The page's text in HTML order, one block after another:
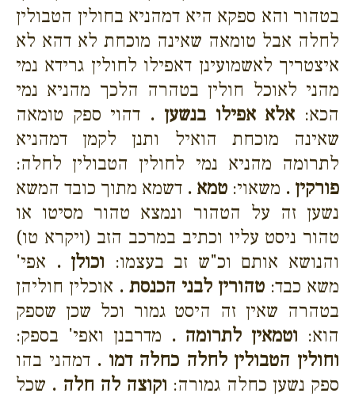
בטהור והא ספקא היא דמהניא בחולין הטבולין
לחלה אבל טומאה שאינה מוכחת לא דהא לא
איצטריך לאשמועינן דאפילו לחולין גרידא נמי
מהני לאוכל חולין בטהרה הלכך מהניא נמי
הכא: אלא אפילו בנשען . דהוי ספק טומאה
שאינה מוכחת הואיל ותנן לקמן דמהניא
לתרומה מהניא נמי לחולין הטבולין לחלה:
פורקין . משאוי: טמא . דשמא מתוך כובד המשא
נשען זה על הטהור ונמצא טהור מסיטו או
טהור ניסט עליו וכתיב במרכב הזב (ויקרא טו)
והנושא אותם וכ"ש זב בעצמו: וכולן . אפי'
משא כבד: טהורין לבני הכנסת . אוכלין חוליהן
בטהרה שאין זה היסט גמור וכל שכן שספק
הוא: וטמאין לתרומה . מדרבנן ואפי' בספק:
וחולין הטבולין לחלה כחלה דמו . דמהני בהו
ספק נשען כחלה גמורה: וקוצה לה חלה . שכל